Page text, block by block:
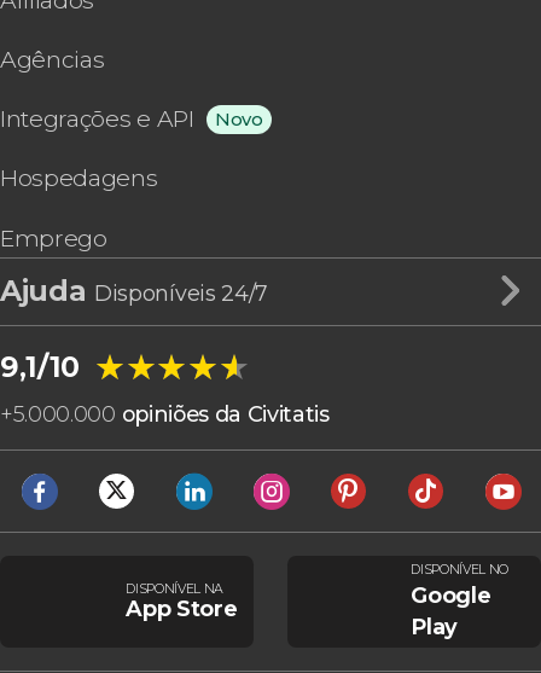
Agências
Integrações e API Novo
Hospedagens
Emprego
Ajuda Disponíveis 24/7
9,1/10 ★★★★★
★★★★★
+5.000.000 opiniões da Civitatis
DISPONÍVEL NA
App Store
DISPONÍVEL NO
Google
Play